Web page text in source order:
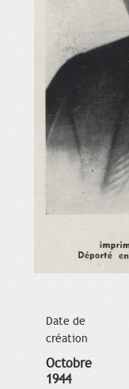
Date de
création
Octobre
1944